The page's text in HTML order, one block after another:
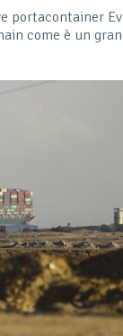
portacontainer
come è un